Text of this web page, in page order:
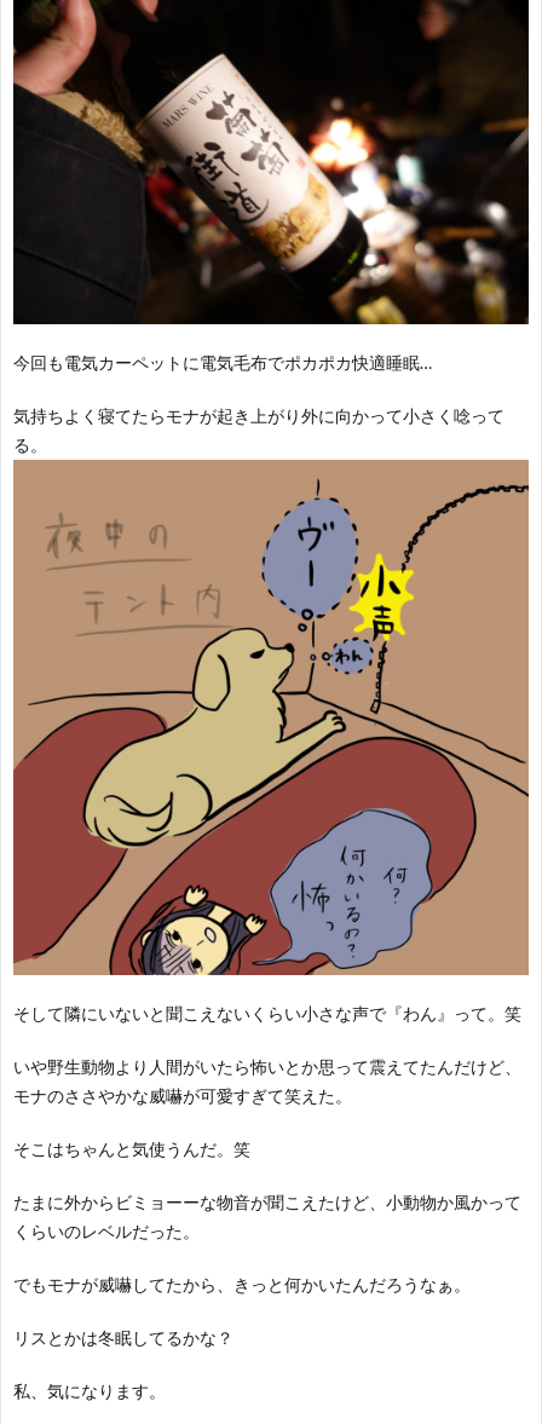
今回も電気カーペットに電気毛布でポカポカ快適睡眠…
気持ちよく寝てたらモナが起き上がり外に向かって小さく唸って
る。
そして隣にいないと聞こえないくらい小さな声で『わん』って。笑
いや野生動物より人間がいたら怖いとか思って震えてたんだけど、
モナのささやかな威嚇が可愛すぎて笑えた。
そこはちゃんと気使うんだ。笑
たまに外からビミョーーな物音が聞こえたけど、小動物か風かって
くらいのレベルだった。
でもモナが威嚇してたから、きっと何かいたんだろうなぁ。
リスとかは冬眠してるかな？
私、気になります。